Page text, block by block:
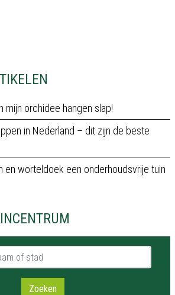
mijn orchidee hangen slap!
in Nederland – dit zijn de beste
en worteldoek een onderhoudsvrije tuin
of stad
Zoeken